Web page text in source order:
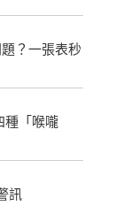
？一張表秒
種「喉嚨
訊